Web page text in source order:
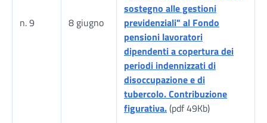
n. 9 8 giugno
sostegno alle gestioni
previdenziali" al Fondo
pensioni lavoratori
dipendenti a copertura dei
periodi indennizzati di
disoccupazione e di
tubercolo. Contribuzione
figurativa.(pdf 49Kb)